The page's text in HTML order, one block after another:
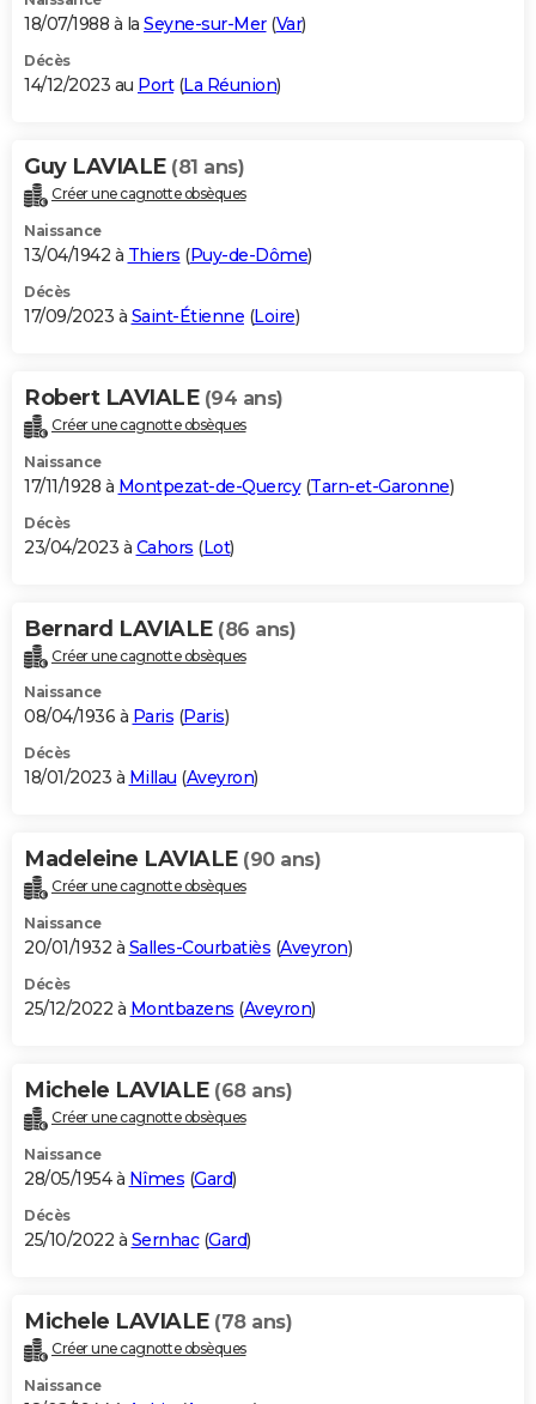
18/07/1988 à la Seyne-sur-Mer(Var)
Décès
14/12/2023 au Port(La Réunion)
Guy LAVIALE (81 ans)
Créer une cagnotte obsèques
Naissance
13/04/1942 à Thiers (Puy-de-Dôme)
Décès
17/09/2023 à Saint-Étienne (Loire)
Robert LAVIALE (94 ans)
Créer une cagnotte obsèques
Naissance
17/11/1928 à Montpezat-de-Quercy(Tarn-et-Garonne)
Décès
23/04/2023 à Cahors (Lot)
Bernard LAVIALE (86 ans)
Créer une cagnotte obsèques
Naissance
08/04/1936 à Paris (Paris)
Décès
18/01/2023 à Millau (Aveyron)
Madeleine LAVIALE (90 ans)
Créer une cagnotte obsèques
Naissance
20/01/1932 à Salles-Courbatiès (Aveyron)
Décès
25/12/2022 à Montbazens (Aveyron)
Michele LAVIALE (68 ans)
Créer une cagnotte obsèques
Naissance
28/05/1954 à Nîmes (Gard)
Décès
25/10/2022 à Sernhac(Gard)
Michele LAVIALE (78 ans)
Créer une cagnotte obsèques
Naissance